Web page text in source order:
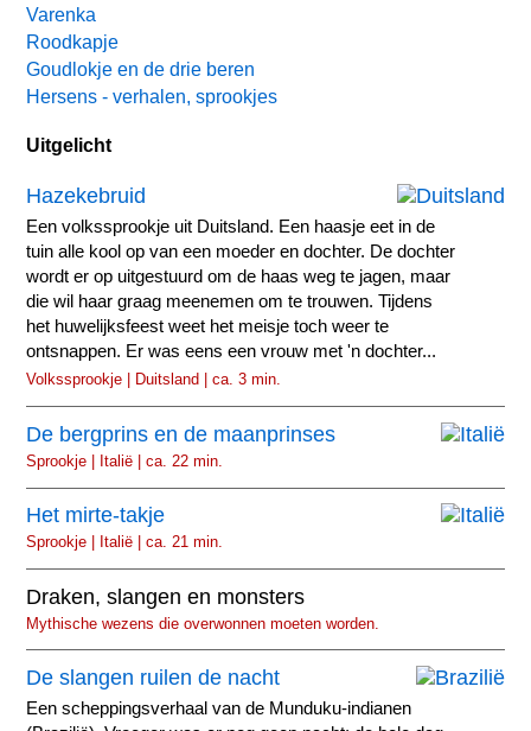
Varenka
Roodkapje
Goudlokje en de drie beren
Hersens - verhalen, sprookjes
Uitgelicht
Hazekebruid
Een volkssprookje uit Duitsland. Een haasje eet in de
tuin alle kool op van een moeder en dochter. De dochter
wordt er op uitgestuurd om de haas weg te jagen, maar
die wil haar graag meenemen om te trouwen. Tijdens
het huwelijksfeest weet het meisje toch weer te
ontsnappen. Er was eens een vrouw met 'n dochter...
Volkssprookje | Duitsland | ca. 3 min.
De bergprins en de maanprinses
Sprookje | Italië | ca. 22 min.
Het mirte-takje
Sprookje | Italië | ca. 21 min.
Draken, slangen en monsters
Mythische wezens die overwonnen moeten worden.
De slangen ruilen de nacht
Een scheppingsverhaal van de Munduku-indianen